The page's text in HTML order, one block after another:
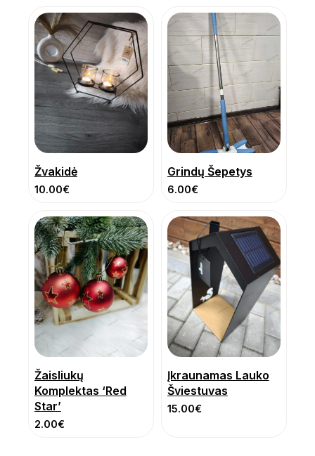
Žvakidė
10.00€
Grindų Šepetys
6.00€
Žaisliukų
Komplektas ‘Red
Star’
2.00€
Įkraunamas Lauko
Šviestuvas
15.00€